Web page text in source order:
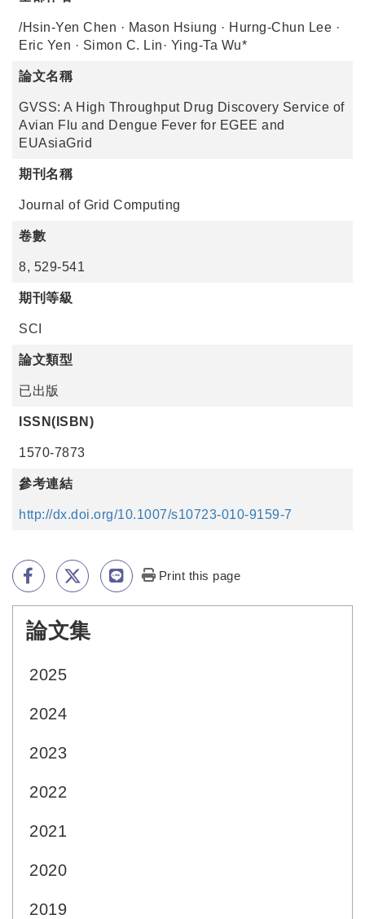
/Hsin-Yen Chen · Mason Hsiung · Hurng-Chun Lee ·
Eric Yen · Simon C. Lin· Ying-Ta Wu*
論文名稱
GVSS: A High Throughput Drug Discovery Service of
Avian Flu and Dengue Fever for EGEE and
EUAsiaGrid
期刊名稱
Journal of Grid Computing
卷數
8, 529-541
期刊等級
SCI
論文類型
已出版
ISSN(ISBN)
1570-7873
參考連結
http://dx.doi.org/10.1007/s10723-010-9159-7
Print this page
論文集
2025
2024
2023
2022
2021
2020
2019